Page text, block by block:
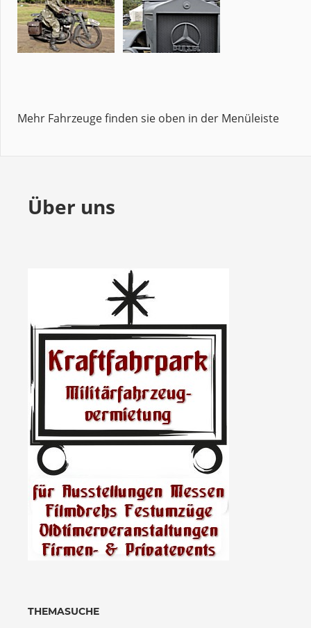
Mehr Fahrzeuge finden sie oben in der Menüleiste
Über uns
THEMASUCHE